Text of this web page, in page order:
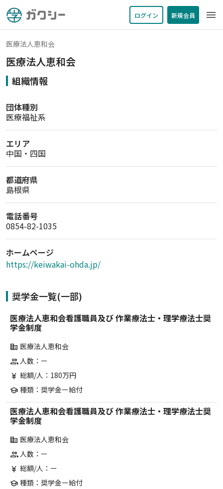
ログイン 新規会員 menu
医療法人恵和会
医療法人恵和会
組織情報
団体種別
医療福祉系
エリア
中国・四国
都道府県
島根県
電話番号
0854-82-1035
ホームページ
https://keiwakai-ohda.jp/
奨学金一覧(一部)
医療法人恵和会看護職員及び 作業療法士・理学療法士奨
学金制度
corporate_fare 医療法人恵和会
group人数：ー
currency_yen 総額/人：180万円
school 種類：奨学金ー給付
医療法人恵和会看護職員及び 作業療法士・理学療法士奨
学金制度
corporate_fare 医療法人恵和会
group人数：ー
currency_yen 総額/人：ー
school 種類：奨学金ー給付